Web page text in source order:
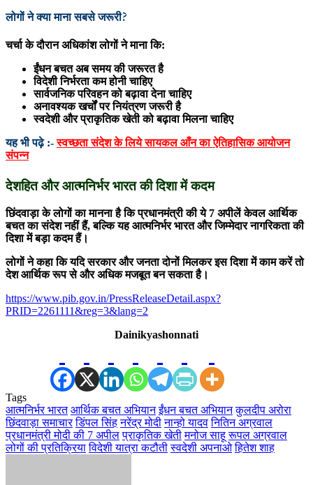
लोगों ने क्या माना सबसे जरूरी?
चर्चा के दौरान अधिकांश लोगों ने माना कि:
ईंधन बचत अब समय की जरूरत है
विदेशी निर्भरता कम होनी चाहिए
सार्वजनिक परिवहन को बढ़ावा देना चाहिए
अनावश्यक खर्चों पर नियंत्रण जरूरी है
स्वदेशी और प्राकृतिक खेती को बढ़ावा मिलना चाहिए
यह भी पढ़े :-स्वच्छता संदेश के लिये सायकल आँन का ऐतिहासिक आयोजन
संपन्न
देशहित और आत्मनिर्भर भारत की दिशा में कदम
छिंदवाड़ा के लोगों का मानना है कि प्रधानमंत्री की ये 7 अपीलें केवल आर्थिक
बचत का संदेश नहीं हैं, बल्कि यह आत्मनिर्भर भारत और जिम्मेदार नागरिकता की
दिशा में बड़ा कदम हैं।
लोगों ने कहा कि यदि सरकार और जनता दोनों मिलकर इस दिशा में काम करें तो
देश आर्थिक रूप से और अधिक मजबूत बन सकता है।
https://www.pib.gov.in/PressReleaseDetail.aspx?
PRID=2261111&reg=3&lang=2
Dainikyashonnati
Tags
आत्मनिर्भर भारत आर्थिक बचत अभियान ईंधन बचत अभियान कुलदीप अरोरा
छिंदवाड़ा समाचार डिंपल सिंह नरेंद्र मोदी नान्हो यादव नितिन अग्रवाल
प्रधानमंत्री मोदी की 7 अपील प्राकृतिक खेती मनोज साहू रूपल अग्रवाल
लोगों की प्रतिक्रिया विदेशी यात्रा कटौती स्वदेशी अपनाओ हितेश शाह